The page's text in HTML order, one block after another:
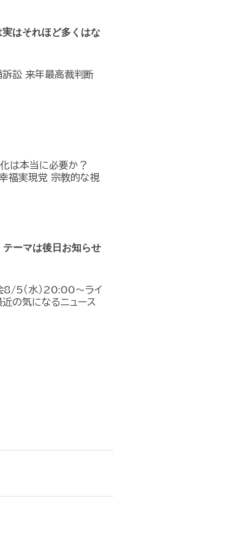
はそれほど多くはな
訟 来年最高裁判断
は本当に必要か？
現党 宗教的な視
ーマは後日お知らせ
5（水）20:00～ライ
の気になるニュース